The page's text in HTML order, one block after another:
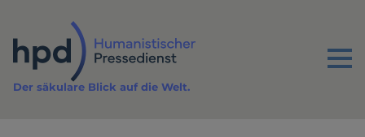
Inhalt
Menu
Der säkulare Blick auf die Welt.